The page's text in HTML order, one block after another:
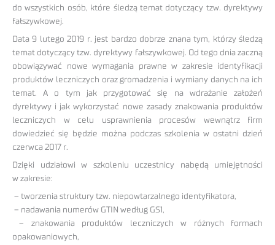
do wszystkich osób, które śledzą temat dotyczący tzw. dyrektywy
fałszywkowej.
Data 9 lutego 2019 r. jest bardzo dobrze znana tym, którzy śledzą
temat dotyczący tzw. dyrektywy fałszywkowej. Od tego dnia zaczną
obowiązywać nowe wymagania prawne w zakresie identyfikacji
produktów leczniczych oraz gromadzenia i wymiany danych na ich
temat. A o tym jak przygotować się na wdrażanie założeń
dyrektywy i jak wykorzystać nowe zasady znakowania produktów
leczniczych w celu usprawnienia procesów wewnątrz firm
dowiedzieć się będzie można podczas szkolenia w ostatni dzień
czerwca 2017 r.
Dzięki udziałowi w szkoleniu uczestnicy nabędą umiejętności
w zakresie:
– tworzenia struktury tzw. niepowtarzalnego identyfikatora,
– nadawania numerów GTIN według GS1,
– znakowania produktów leczniczych w różnych formach
opakowaniowych,